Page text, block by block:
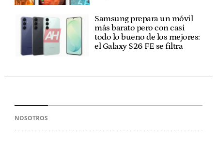
Samsung prepara un móvil
más barato pero con casi
todo lo bueno de los mejores:
el Galaxy S26 FE se filtra
NOSOTROS